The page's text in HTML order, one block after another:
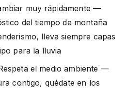
muy rápidamente —
del tiempo de montaña
lleva siempre capas
para la lluvia
el medio ambiente —
contigo, quédate en los